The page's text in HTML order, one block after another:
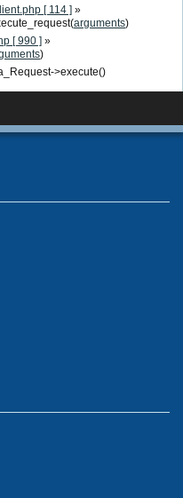
[ 114 ] »
arguments)
[ 990 ] »
)
>execute()